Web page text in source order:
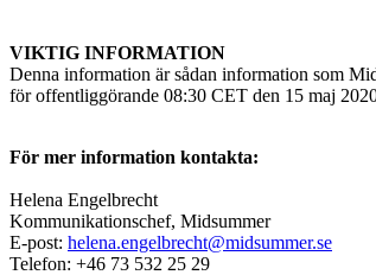
VIKTIG INFORMATION
Denna information är sådan information som
för offentliggörande 08:30 CET den 15 maj
För mer information kontakta:
Helena Engelbrecht
Kommunikationschef, Midsummer
E-post: helena.engelbrecht@midsummer.se
Telefon: +46 73 532 25 29